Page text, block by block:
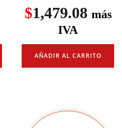
$1,479.08 más
IVA
AÑADIR AL CARRITO